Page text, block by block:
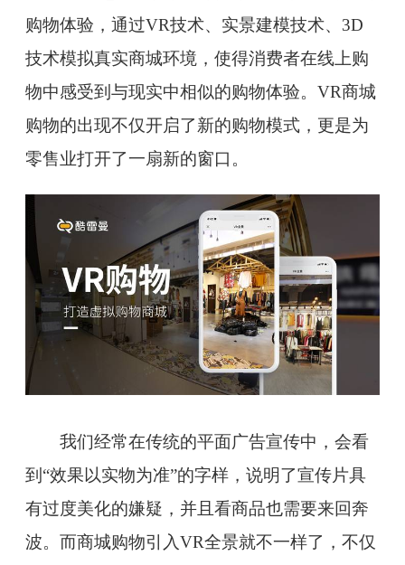
购物体验，通过VR技术、实景建模技术、3D
技术模拟真实商城环境，使得消费者在线上购
物中感受到与现实中相似的购物体验。VR商城
购物的出现不仅开启了新的购物模式，更是为
零售业打开了一扇新的窗口。
我们经常在传统的平面广告宣传中，会看
到“效果以实物为准”的字样，说明了宣传片具
有过度美化的嫌疑，并且看商品也需要来回奔
波。而商城购物引入VR全景就不一样了，不仅